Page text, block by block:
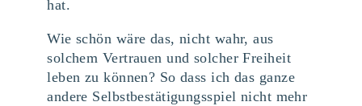
hat.
Wie schön wäre das, nicht wahr, aus
solchem Vertrauen und solcher Freiheit
leben zu können? So dass ich das ganze
andere Selbstbestätigungsspiel nicht mehr